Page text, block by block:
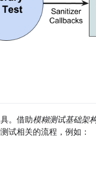
。借助模糊测试基础架
试相关的流程，例如：